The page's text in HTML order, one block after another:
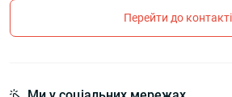
Перейти до